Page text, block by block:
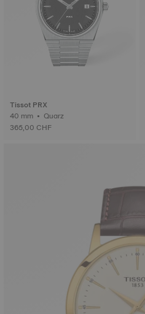
Tissot PRX
40 mm • Quarz
365,00 CHF